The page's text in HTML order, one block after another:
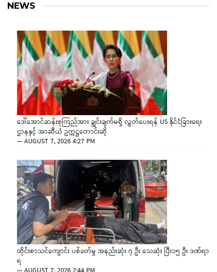
NEWS
ဒေါ်အောင်ဆန်းစုကြည်အား ချွင်းချက်မရှိ လွှတ်ပေးရန် US နိုင်ငံခြားရေး
ဌာနနှင့် အာဆီယံ ဥက္ကဋ္ဌတောင်းဆို
—AUGUST 7, 2026 4:27 PM
ထိုင်းစာသင်ကျောင်း ပစ်ခတ်မှု အနည်းဆုံး ၇ ဦး သေဆုံး ပြီး၁၅ ဦး ဒဏ်ရာ
ရ